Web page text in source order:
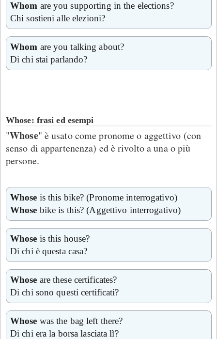
Whom are you supporting in the elections?
Chi sostieni alle elezioni?
Whom are you talking about?
Di chi stai parlando?
Whose: frasi ed esempi
"Whose" è usato come pronome o aggettivo (con
senso di appartenenza) ed è rivolto a una o più
persone.
Whose is this bike? (Pronome interrogativo)
Whose bike is this? (Aggettivo interrogativo)
Whose is this house?
Di chi è questa casa?
Whose are these certificates?
Di chi sono questi certificati?
Whose was the bag left there?
Di chi era la borsa lasciata lì?